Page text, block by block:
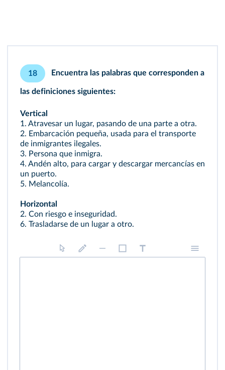
18 Encuentra las palabras que corresponden a
las definiciones siguientes:
Vertical
1. Atravesar un lugar, pasando de una parte a otra.
2. Embarcación pequeña, usada para el transporte
de inmigrantes ilegales.
3. Persona que inmigra.
4. Andén alto, para cargar y descargar mercancías en
un puerto.
5. Melancolía.
Horizontal
2. Con riesgo e inseguridad.
6. Trasladarse de un lugar a otro.